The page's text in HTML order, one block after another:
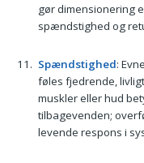
gør dimensionering
spændstighed og
Spændstighed:
føles fjedrende,
muskler eller hud
tilbagevenden;
levende respons i